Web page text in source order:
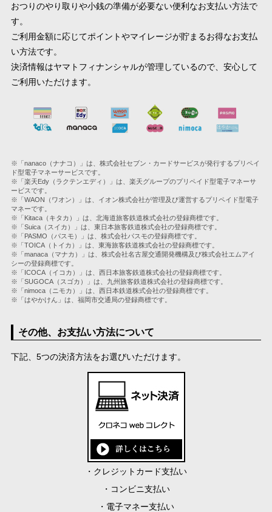
おつりのやり取りや小銭の準備が必要ない便利なお支払い方法で
す。
ご利用金額に応じてポイントやマイレージが貯まるお得なお支払
い方法です。
決済情報はヤマトフィナンシャルが管理しているので、安心して
ご利用いただけます。
※「nanaco（ナナコ）」は、株式会社セブン・カードサービスが発行するプリペイ
ド型電子マネーサービスです。
※「楽天Edy（ラクテンエディ）」は、楽天グループのプリペイド型電子マネーサ
ービスです。
※「WAON（ワオン）」は、イオン株式会社が管理及び運営するプリペイド型電子
マネーです。
※「Kitaca（キタカ）」は、北海道旅客鉄道株式会社の登録商標です。
※「Suica（スイカ）」は、東日本旅客鉄道株式会社の登録商標です。
※「PASMO（パスモ）」は、株式会社パスモの登録商標です。
※「TOICA（トイカ）」は、東海旅客鉄道株式会社の登録商標です。
※「manaca（マナカ）」は、株式会社名古屋交通開発機構及び株式会社エムアイ
シーの登録商標です。
※「ICOCA（イコカ）」は、西日本旅客鉄道株式会社の登録商標です。
※「SUGOCA（スゴカ）」は、九州旅客鉄道株式会社の登録商標です。
※「nimoca（ニモカ）」は、西日本鉄道株式会社の登録商標です。
※「はやかけん」は、福岡市交通局の登録商標です。
その他、お支払い方法について
下記、5つの決済方法をお選びいただけます。
・クレジットカード支払い
・コンビニ支払い
・電子マネー支払い